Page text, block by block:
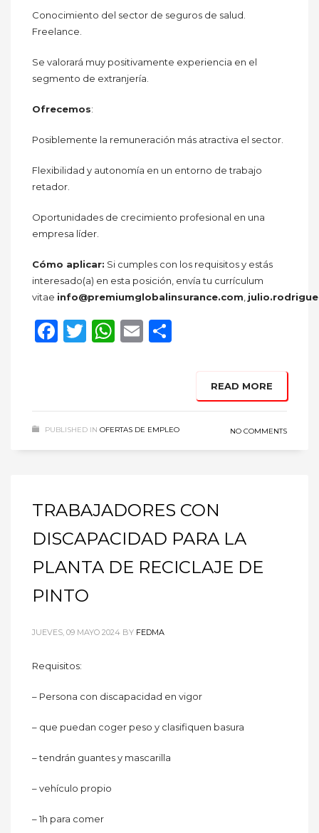
Conocimiento del sector de seguros de salud.
Freelance.
Se valorará muy positivamente experiencia en el
segmento de extranjería.
Ofrecemos:
Posiblemente la remuneración más atractiva el sector.
Flexibilidad y autonomía en un entorno de trabajo
retador.
Oportunidades de crecimiento profesional en una
empresa líder.
Cómo aplicar: Si cumples con los requisitos y estás
interesado(a) en esta posición, envía tu currículum
vitae info@premiumglobalinsurance.com
Facebook
Twitter
WhatsApp
Email
READ MORE
PUBLISHED IN OFERTAS DE EMPLEO NO COMMENTS
TRABAJADORES CON
DISCAPACIDAD PARA LA
PLANTA DE RECICLAJE DE
PINTO
JUEVES, 09 MAYO 2024 BY FEDMA
Requisitos:
– Persona con discapacidad en vigor
– que puedan coger peso y clasifiquen basura
– tendrán guantes y mascarilla
– vehículo propio
– 1h para comer